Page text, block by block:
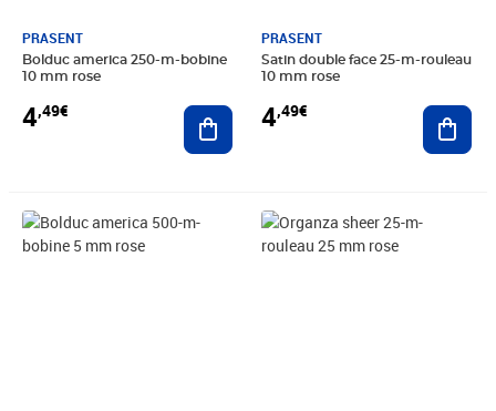
PRASENT
Bolduc america 250-m-bobine
10 mm rose
4,49€ Ajouter au panier
PRASENT
Satin double face 25-m-rouleau
10 mm rose
4,49€
Prix 4,49€ Prix 3,65€